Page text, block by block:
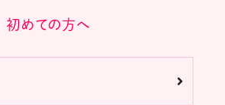
初めての方へ